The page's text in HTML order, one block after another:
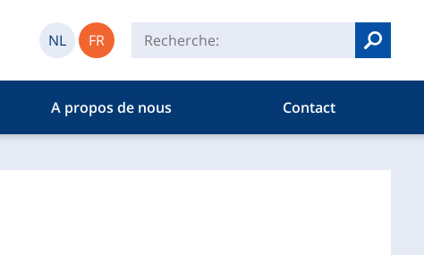
NL FR
A propos de nous Contact